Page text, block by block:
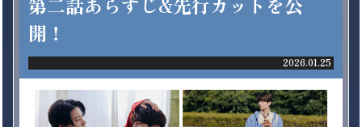
開！
2026.01.25